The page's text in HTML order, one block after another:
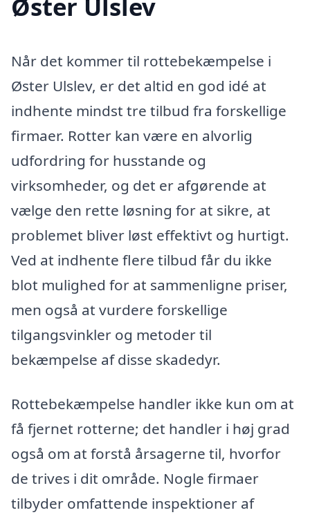
Øster Ulslev
Når det kommer til rottebekæmpelse i
Øster Ulslev, er det altid en god idé at
indhente mindst tre tilbud fra forskellige
firmaer. Rotter kan være en alvorlig
udfordring for husstande og
virksomheder, og det er afgørende at
vælge den rette løsning for at sikre, at
problemet bliver løst effektivt og hurtigt.
Ved at indhente flere tilbud får du ikke
blot mulighed for at sammenligne priser,
men også at vurdere forskellige
tilgangsvinkler og metoder til
bekæmpelse af disse skadedyr.
Rottebekæmpelse handler ikke kun om at
få fjernet rotterne; det handler i høj grad
også om at forstå årsagerne til, hvorfor
de trives i dit område. Nogle firmaer
tilbyder omfattende inspektioner af